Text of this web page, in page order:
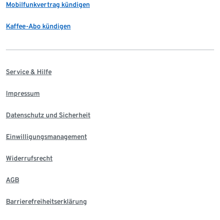
Mobilfunkvertrag kündigen
Kaffee-Abo kündigen
Service & Hilfe
Impressum
Datenschutz und Sicherheit
Einwilligungsmanagement
Widerrufsrecht
AGB
Barrierefreiheitserklärung